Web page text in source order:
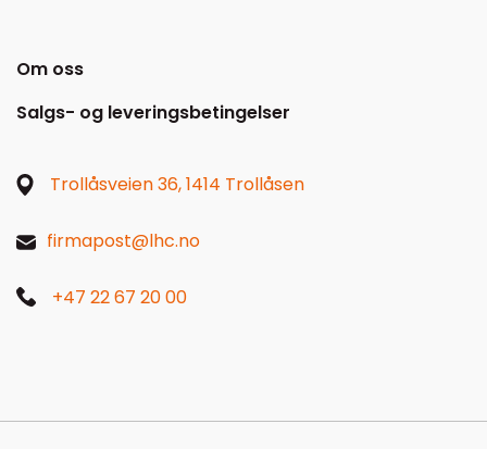
Om oss
Salgs- og leveringsbetingelser
Trollåsveien 36, 1414 Trollåsen
firmapost@lhc.no
+47 22 67 20 00